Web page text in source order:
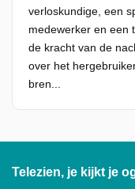
verloskundige, een
medewerker en een
de kracht van de
over het
bren...
Telezien, je kijkt je